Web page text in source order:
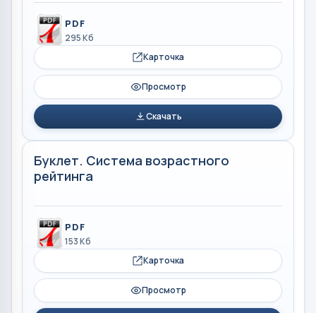
PDF
295 Кб
Карточка
Просмотр
Скачать
Буклет. Система возрастного
рейтинга
PDF
153 Кб
Карточка
Просмотр